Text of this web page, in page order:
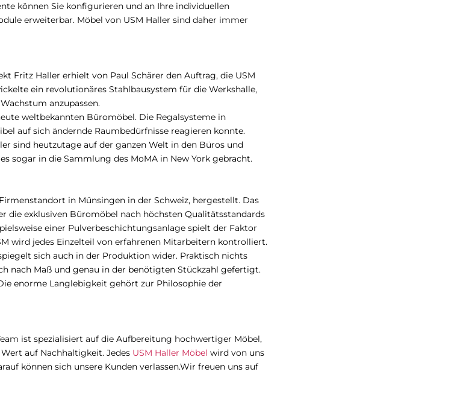
können Sie konfigurieren und an Ihre individuellen
erweiterbar. Möbel von USM Haller sind daher immer
Fritz Haller erhielt von Paul Schärer den Auftrag, die USM
ein revolutionäres Stahlbausystem für die Werkshalle,
anzupassen.
weltbekannten Büromöbel. Die Regalsysteme in
auf sich ändernde Raumbedürfnisse reagieren konnte.
sind heutzutage auf der ganzen Welt in den Büros und
sogar in die Sammlung des MoMA in New York gebracht.
in Münsingen in der Schweiz, hergestellt. Das
die exklusiven Büromöbel nach höchsten Qualitätsstandards
einer Pulverbeschichtungsanlage spielt der Faktor
wird jedes Einzelteil von erfahrenen Mitarbeitern kontrolliert.
sich auch in der Produktion wider. Praktisch nichts
nach Maß und genau in der benötigten Stückzahl gefertigt.
enorme Langlebigkeit gehört zur Philosophie der
ist spezialisiert auf die Aufbereitung hochwertiger Möbel,
auf Nachhaltigkeit. Jedes USM Haller Möbel wird von uns
können sich unsere Kunden verlassen.Wir freuen uns auf